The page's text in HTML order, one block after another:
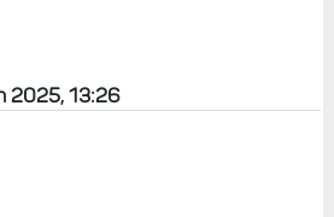
2025, 13:26